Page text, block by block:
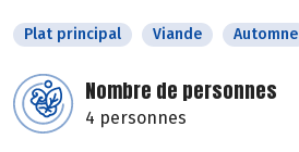
Plat principal Viande Automne
Nombre de personnes
4 personnes